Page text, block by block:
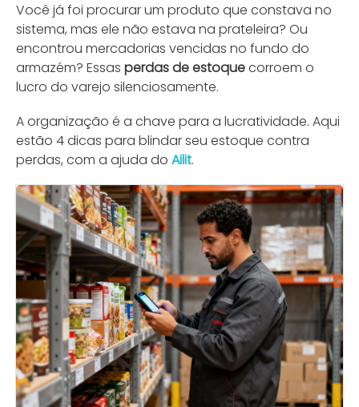
Você já foi procurar um produto que constava no
sistema, mas ele não estava na prateleira? Ou
encontrou mercadorias vencidas no fundo do
armazém? Essas perdas de estoquecorroem o
lucro do varejo silenciosamente.
A organização é a chave para a lucratividade. Aqui
estão 4 dicas para blindar seu estoque contra
perdas, com a ajuda do Ailit.